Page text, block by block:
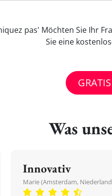
pas' Möchten Sie Ihr
Sie eine
Was
Innovativ
Marie (Amsterdam,